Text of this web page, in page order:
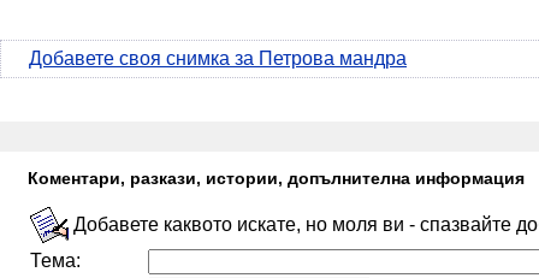
Добавете своя снимка за Петрова мандра
Коментари, разкази, истории, допълнителна информация
Добавете каквото искате, но моля ви - спазвайте
Тема: